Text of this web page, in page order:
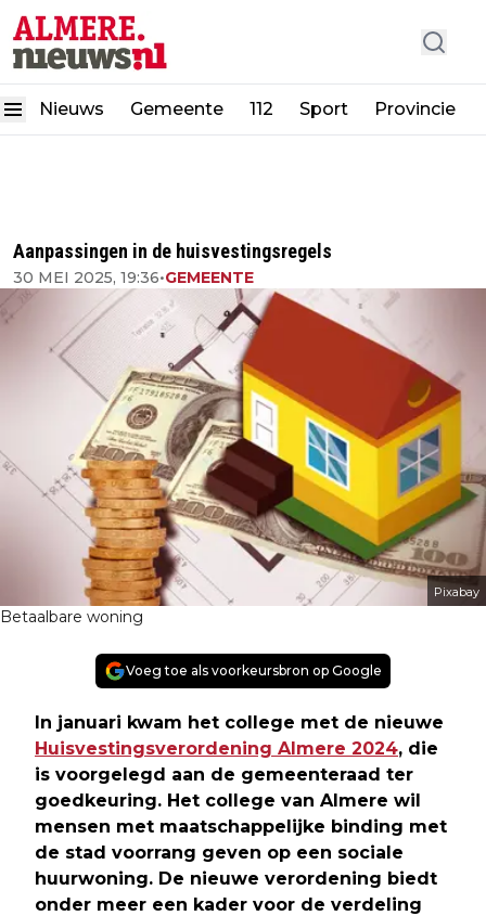
Nieuws Gemeente 112 Sport Provincie
Aanpassingen in de huisvestingsregels
30 MEI 2025, 19:36•GEMEENTE
Pixabay
Betaalbare woning
Voeg toe als voorkeursbron op Google
In januari kwam het college met de nieuwe
Huisvestingsverordening Almere 2024, die
is voorgelegd aan de gemeenteraad ter
goedkeuring. Het college van Almere wil
mensen met maatschappelijke binding met
de stad voorrang geven op een sociale
huurwoning. De nieuwe verordening biedt
onder meer een kader voor de verdeling